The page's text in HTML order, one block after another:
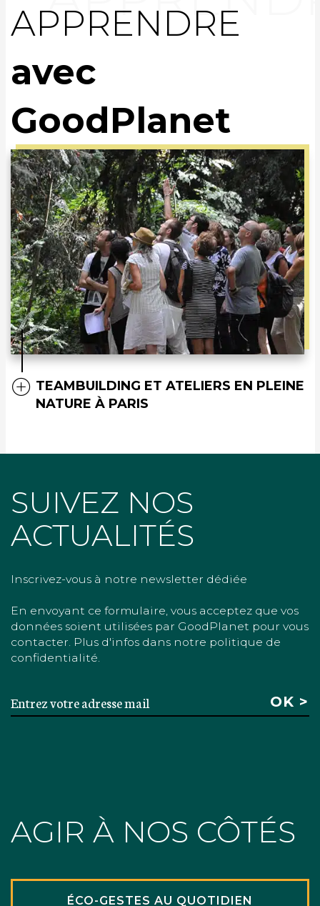
APPRENDRE
avec
GoodPlanet
TEAMBUILDING ET ATELIERS EN PLEINE
NATURE À PARIS
SUIVEZ NOS
ACTUALITÉS
Inscrivez-vous à notre newsletter dédiée
En envoyant ce formulaire, vous acceptez que vos
données soient utilisées par GoodPlanet pour vous
contacter. Plus d'infos dans notre politique de
confidentialité.
AGIR À NOS CÔTÉS
ÉCO-GESTES AU QUOTIDIEN